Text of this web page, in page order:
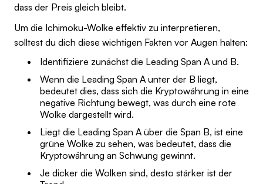
dass der Preis gleich bleibt.
Um die Ichimoku-Wolke effektiv zu interpretieren,
solltest du dich diese wichtigen Fakten vor Augen halten:
Identifiziere zunächst die Leading Span A und B.
Wenn die Leading Span A unter der B liegt,
bedeutet dies, dass sich die Kryptowährung in eine
negative Richtung bewegt, was durch eine rote
Wolke dargestellt wird.
Liegt die Leading Span A über die Span B, ist eine
grüne Wolke zu sehen, was bedeutet, dass die
Kryptowährung an Schwung gewinnt.
Je dicker die Wolken sind, desto stärker ist der